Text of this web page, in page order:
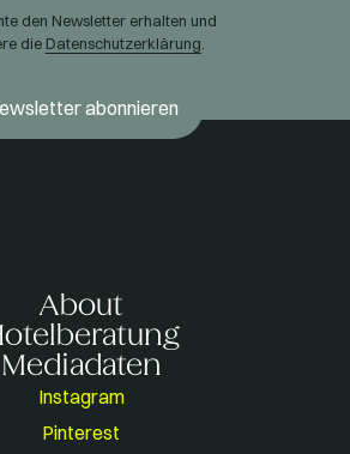
den Newsletter erhalten und
die Datenschutzerklärung.
About
Mediadaten
Instagram
Pinterest